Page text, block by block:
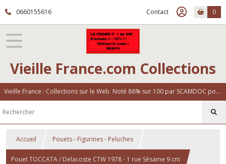
0660155616 Contact 0
Vieille France.com Collections
Vieille France : Collections sur le Web. Noté 86% sur 100 par SCAMDOC pour notre fiabilité
Accueil Pouets - Figurines - Peluches
Pouet TOCCATA / Delacoste CTW 1978 - 1 rue Sésame 9 cm